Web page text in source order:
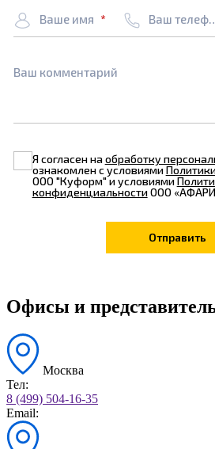
Ваше имя Ваш
Ваш комментарий
Я согласен наобработку
ознакомлен с условиями
ООО "Куформ" и условиями
конфиденциальностиООО
Офисы и
Москва
Тел:
8 (499) 504-16-35
Email: